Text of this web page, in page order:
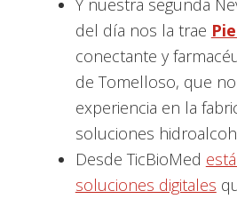
Y nuestra segunda
del día nos la trae
conectante y
de Tomelloso, que
experiencia en la
soluciones
Desde TicBioMed
soluciones digitales